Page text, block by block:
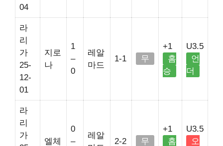
04
라
리
가
25-
12-
01
지로
나
1
–
0
레알
마드
1-1 무
+1
홈
승
U3.5
언
더
라
리
가
엘체
0
–
레알
2-2 무
+1
홈
U3.5
오